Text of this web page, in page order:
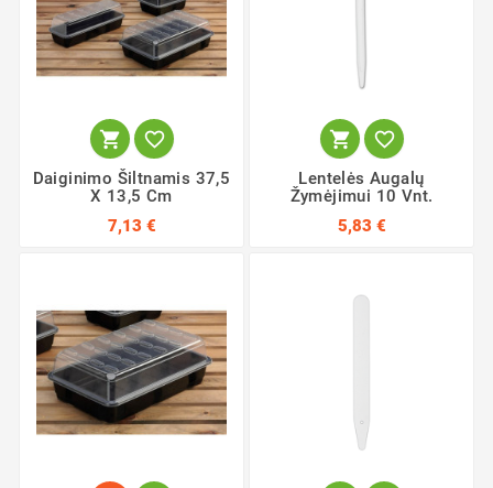
 
Daiginimo Šiltnamis 37,5
X 13,5 Cm
7,13 €
 
Lentelės Augalų
Žymėjimui 10 Vnt.
5,83 €